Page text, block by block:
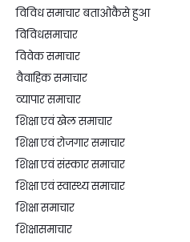
विविध समाचार बताओकैसे हुआ
विविधसमाचार
विवेक समाचार
वैवाहिक समाचार
व्यापार समाचार
शिक्षा एवं खेल समाचार
शिक्षा एवं रोजगार समाचार
शिक्षा एवं संस्कार समाचार
शिक्षा एवं स्वास्थ्य समाचार
शिक्षा समाचार
शिक्षासमाचार